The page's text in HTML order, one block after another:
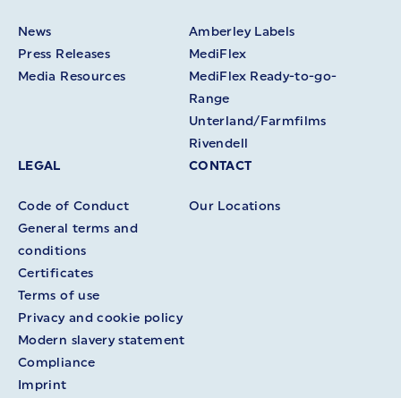
News
Press Releases
Media Resources
Amberley Labels
MediFlex
MediFlex Ready-to-go-
Range
Unterland/Farmfilms
Rivendell
LEGAL
Code of Conduct
General terms and
conditions
Certificates
Terms of use
Privacy and cookie policy
Modern slavery statement
Compliance
Imprint
CONTACT
Our Locations